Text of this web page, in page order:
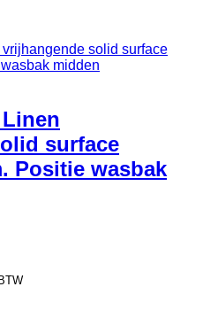
Linen
surface
Positie wasbak